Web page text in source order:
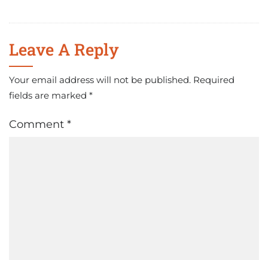
Leave A Reply
Your email address will not be published. Required
fields are marked *
Comment *